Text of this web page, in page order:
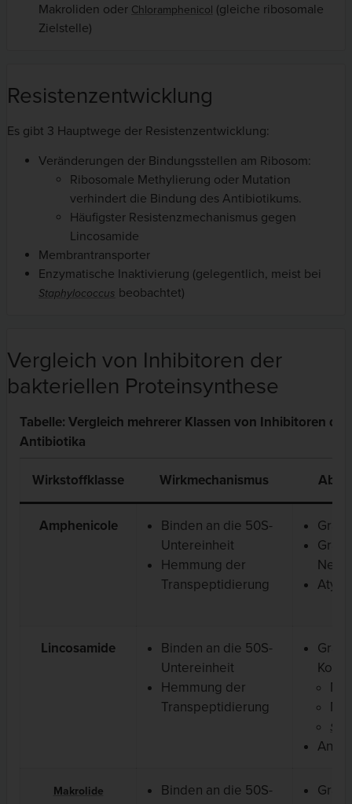
Makroliden oder Chloramphenicol (gleiche ribosomale
Zielstelle)
Resistenzentwicklung
Es gibt 3 Hauptwege der Resistenzentwicklung:
Veränderungen der Bindungsstellen am Ribosom:
Ribosomale Methylierung oder Mutation
verhindert die Bindung des Antibiotikums.
Häufigster Resistenzmechanismus gegen
Lincosamide
Membrantransporter
Enzymatische Inaktivierung (gelegentlich, meist bei
Staphylococcus beobachtet)
Vergleich von Inhibitoren der
bakteriellen Proteinsynthese
Tabelle: Vergleich mehrerer Klassen von Inhibitoren
Antibiotika
Wirkstoffklasse Wirkmechanismus
Amphenicole
Binden an die 50S-
Untereinheit
Hemmung der
Transpeptidierung
Lincosamide
Binden an die 50S-
Untereinheit
Hemmung der
Transpeptidierung
Makrolide
Binden an die 50S-